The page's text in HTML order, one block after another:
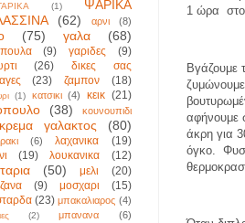
1 ώρα
Βγάζουμε
αφήνουμε
άκρη για
όγκο.
(1)
ΨΑΡΙΚΑ
(62) αρνι (8)
(75) γαλα (68)
(9) γαριδες
(9)
(26)
δικες σας
(23) ζαμπον (18)
(1) κατσικι (4) κεικ (21)
(38)
κουνουπιδι
κρεμα γαλακτος (80)
(6) λαχανικα
(19)
(19) λουκανικα (12)
(50) μελι
(20)
(9) μοσχαρι
(15)
(23) μπακαλιαρος (4)
(2) μπανανα (6)